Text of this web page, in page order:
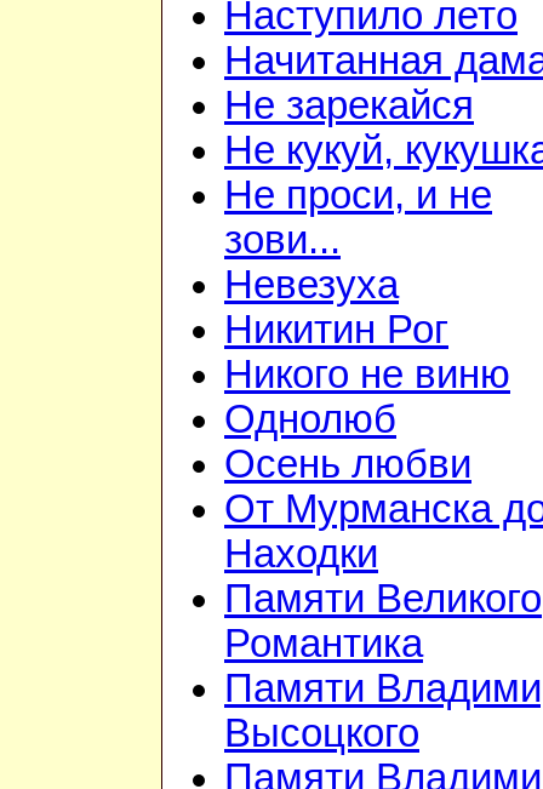
Наступило лето
Начитанная
Не зарекайся
Не кукуй,
Не проси, и не
зови...
Невезуха
Никитин Рог
Никого не виню
Однолюб
Осень любви
От Мурманска
Находки
Памяти Великого
Романтика
Памяти
Высоцкого
Памяти